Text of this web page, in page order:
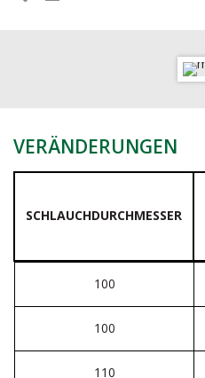
VERÄNDERUNGEN
SCHLAUCHDURCHMESSER
100
100
110